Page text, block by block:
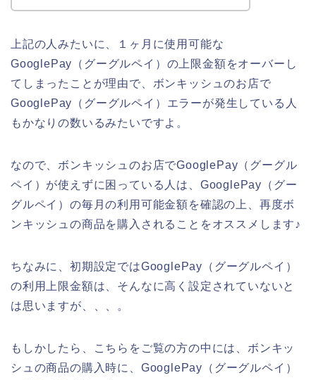
上記の人みたいに、１ヶ月に使用可能な
GooglePay（グーグルペイ）の上限金額をオーバーし
てしまったことが理由で、ボンキッシュのお店で
GooglePay（グーグルペイ）エラーが発生している人
もかなりの数いるみたいですよ。
なので、ボンキッシュのお店でGooglePay（グーグル
ペイ）が使えずに困っている人は、GooglePay（グー
グルペイ）の毎月の利用可能金額を確認の上、再度ボ
ンキッシュの商品を購入されることをオススメします♪
ちなみに、初期設定ではGooglePay（グーグルペイ）
の利用上限金額は、そんなに高く設定されていないと
は思いますが、、、。
もしかしたら、こちらをご覧の方の中には、ボンキッ
シュの商品の購入時に、GooglePay（グーグルペイ）